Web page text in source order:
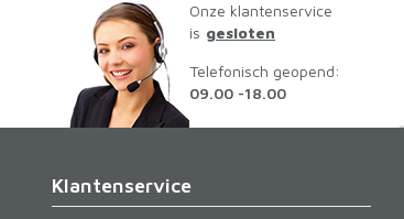
Onze klantenservice
is gesloten
Telefonisch geopend:
09.00 -18.00
Klantenservice